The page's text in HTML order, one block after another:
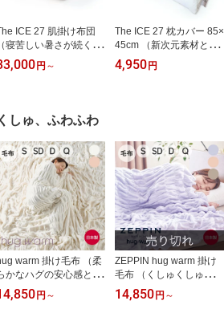
ICE 27 肌掛け布団
（寝苦しい暑さが続く季
にぴったりのからだに
さしい肌掛け布団）
トラスト 通気性 洗える
レーヨン シングル セミ
ダブル ダブル クイーン
サイズ 冷感 140×200cm
160×200cm 180×200cm
円 ～
The ICE 27 枕カバー 85×
45cm （新次元素材と高
通気性の組み合わせで夏
の快適温度が長く続く枕
感 寝具 暑さ対策 アウト
ラスト 便利 グッズ アイ
テム おすすめ 人気 夏
4,950 円
しゅ、ふわふわ
warm 掛け毛布 （柔
かなハグの安心感とリ
ックスを再現した「ふ
わくしゅ毛布」） ハグウ
円 ～
ZEPPIN hug warm 掛け
毛布 （くしゅくしゅとし
たドレープが身体にフィ
ットする軽くて暖かい掛
14,850 円 ～